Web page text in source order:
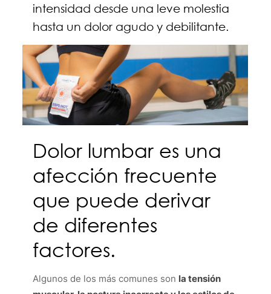
intensidad desde una leve molestia
hasta un dolor agudo y debilitante.
Dolor lumbar es una
afección frecuente
que puede derivar
de diferentes
factores.
Algunos de los más comunes son la tensión